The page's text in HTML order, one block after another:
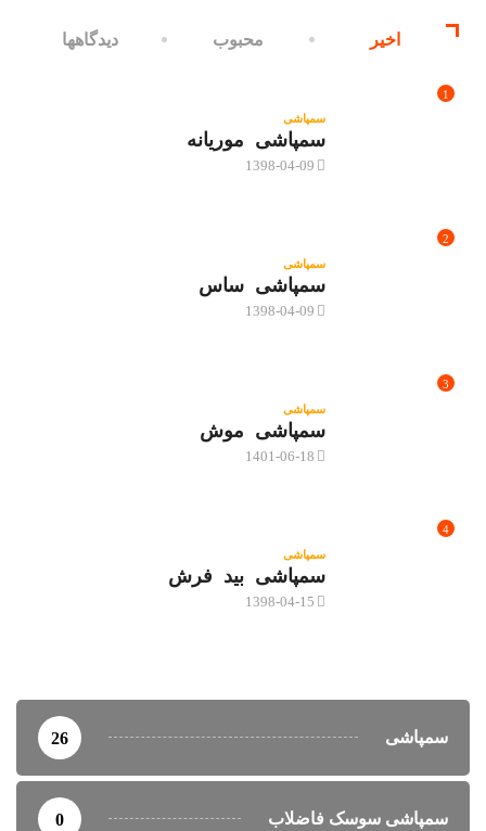
اخیر محبوب دیدگاهها
1
سمپاشی
سمپاشی موریانه
1398-04-09
2
سمپاشی
سمپاشی ساس
1398-04-09
3
سمپاشی
سمپاشی موش
1401-06-18
4
سمپاشی
سمپاشی بید فرش
1398-04-15
سمپاشی 26
سمپاشی سوسک فاضلاب 0